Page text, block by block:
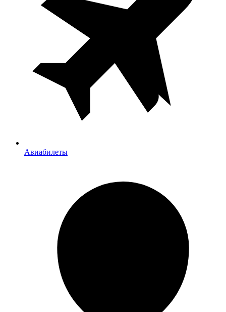
Авиабилеты